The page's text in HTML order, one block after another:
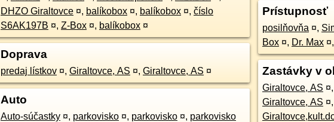
DHZO Giraltovce ¤, balíkobox ¤, balíkobox ¤, číslo
S6AK197B ¤, Z-Box ¤, balíkobox ¤
Doprava
predaj lístkov ¤, Giraltovce, AS ¤, Giraltovce, AS ¤
Auto
Auto-súčastky ¤, parkovisko ¤, parkovisko ¤, parkovisko
Prístupnosť
posilňovňa ¤,
Box ¤, Dr. Max ¤,
Zastávky v
Giraltovce, AS ¤,
Giraltovce, AS ¤,